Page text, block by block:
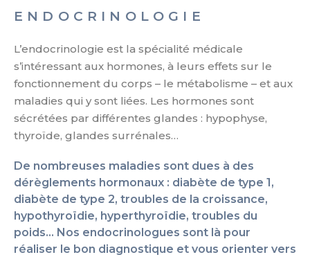
ENDOCRINOLOGIE
L’endocrinologie est la spécialité médicale
s’intéressant aux hormones, à leurs effets sur le
fonctionnement du corps – le métabolisme – et aux
maladies qui y sont liées. Les hormones sont
sécrétées par différentes glandes : hypophyse,
thyroïde, glandes surrénales…
De nombreuses maladies sont dues à des
dérèglements hormonaux : diabète de type 1,
diabète de type 2, troubles de la croissance,
hypothyroïdie, hyperthyroïdie, troubles du
poids… Nos endocrinologues sont là pour
réaliser le bon diagnostique et vous orienter vers